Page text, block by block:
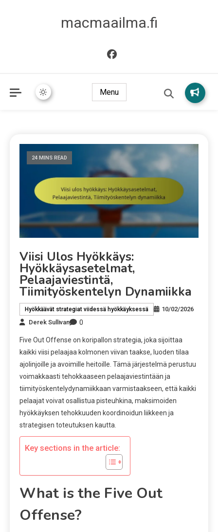
macmaailma.fi
Menu
24 MINS READ
Viisi Ulos Hyökkäys:
Hyökkäysasetelmat,
Pelaajaviestintä,
Tiimityöskentelyn Dynamiikka
Hyökkäävät strategiat viidessä hyökkäyksessä
10/02/2026
Derek Sullivan
0
Five Out Offense on koripallon strategia, joka sijoittaa
kaikki viisi pelaajaa kolmonen viivan taakse, luoden tilaa
ajolinjoille ja avoimille heitoille. Tämä järjestelmä perustuu
voimakkaasti tehokkaaseen pelaajaviestintään ja
tiimityöskentelydynamiikkaan varmistaakseen, että kaikki
pelaajat voivat osallistua pisteuhkina, maksimoiden
hyökkäyksen tehokkuuden koordinoidun liikkeen ja
strategisen toteutuksen kautta.
Key sections in the article:
What is the Five Out
Offense?